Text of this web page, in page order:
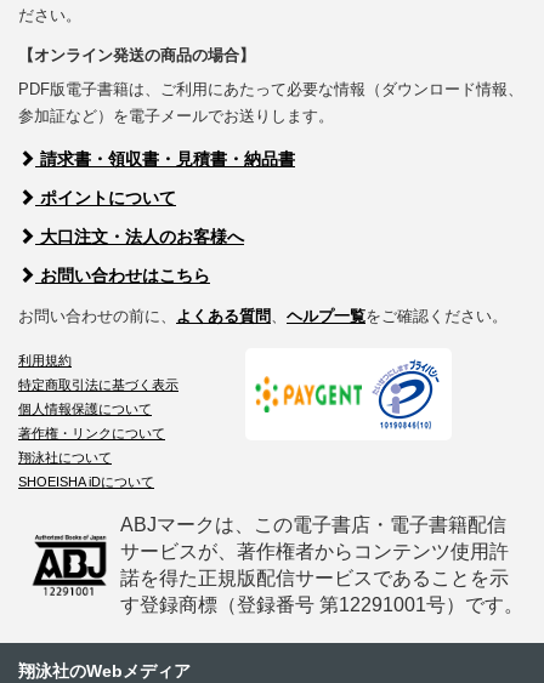
ださい。
【オンライン発送の商品の場合】
PDF版電子書籍は、ご利用にあたって必要な情報（ダウンロード情報、
参加証など）を電子メールでお送りします。
請求書・領収書・見積書・納品書
ポイントについて
大口注文・法人のお客様へ
お問い合わせはこちら
お問い合わせの前に、 よくある質問、 ヘルプ一覧をご確認ください。
利用規約
特定商取引法に基づく表示
個人情報保護について
著作権・リンクについて
翔泳社について
SHOEISHA iDについて
ABJマークは、この電子書店・電子書籍配信
サービスが、著作権者からコンテンツ使用許
諾を得た正規版配信サービスであることを示
す登録商標（登録番号 第12291001号）です。
翔泳社のWebメディア